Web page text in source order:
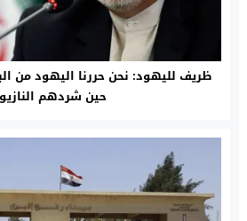
ظريف لليهود: نحن حررنا اليهود من
حين شردهم